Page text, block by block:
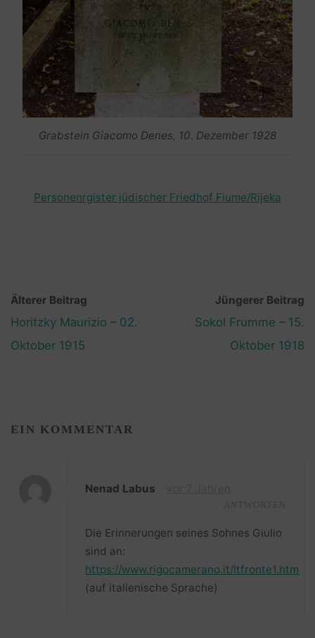
Grabstein Giacomo Denes, 10. Dezember 1928
Personenrgister jüdischer Friedhof Fiume/Rijeka
Älterer Beitrag
Horitzky Maurizio – 02.
Oktober 1915
Jüngerer Beitrag
Sokol Frumme – 15.
Oktober 1918
EIN KOMMENTAR
Nenad Labus
Die Erinnerungen seines Sohnes Giulio
sind an:
https://www.rigocamerano.it/ltfronte1.htm
(auf italienische Sprache)